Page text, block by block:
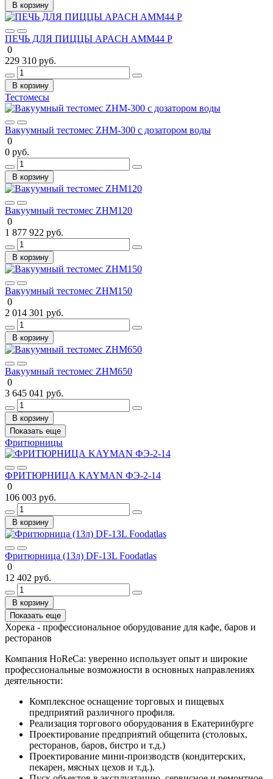
В корзину
ПЕЧЬ ДЛЯ ПИЦЦЫ APACH AMM44 P
0
229 310 руб.
В корзину
Тестомесы
Вакуумный тестомес ZHM-300 с дозатором воды
0
0 руб.
В корзину
Вакуумный тестомес ZHM120
0
1 877 922 руб.
В корзину
Вакуумный тестомес ZHM150
0
2 014 301 руб.
В корзину
Вакуумный тестомес ZHM650
0
3 645 041 руб.
В корзину
Показать еще
Фритюрницы
ФРИТЮРНИЦА KAYMAN ФЭ-2-14
0
106 003 руб.
В корзину
Фритюрница (13л) DF-13L Foodatlas
0
12 402 руб.
В корзину
Показать еще
Хорека - профессиональное оборудование для кафе, баров и
ресторанов
Компания HoReCa: уверенно использует опыт и широкие
профессиональные возможности в основных направлениях
деятельности:
Комплексное оснащение торговых и пищевых
предприятий различного профиля.
Реализация торгового оборудования в Екатеринбурге
Проектирование предприятий общепита (столовых,
ресторанов, баров, бистро и т.д.)
Проектирование мини-производств (кондитерских,
пекарен, мясных цехов и т.д.).